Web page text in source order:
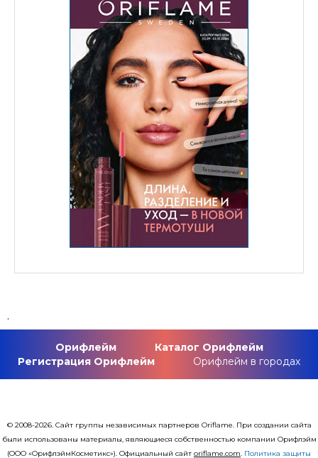
.
Орифлейм
Каталог Орифлейм
Регистрация Орифлейм
Орифлейм в городах
© 2008-2026. Сайт группы независимых партнеров Oriflame. При создании сайта
были использованы материалы, являющиеся собственностью компании Орифлэйм
(ООО «ОрифлэймКосметикс»). Официальный сайт оriflаme.com. Политика защиты